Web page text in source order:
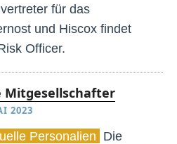
für das
und Hiscox findet
Officer.
Mitgesellschafter
2023
Personalien Die